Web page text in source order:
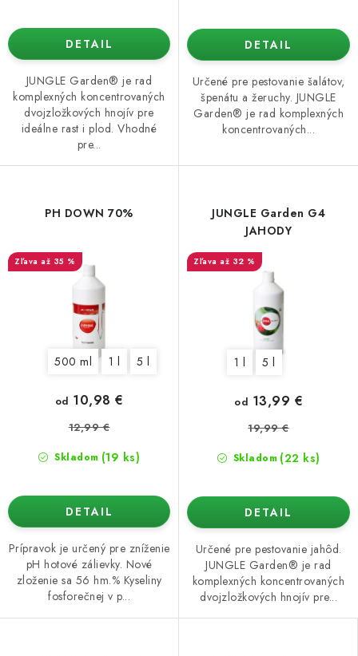
DETAIL
JUNGLE Garden® je rad
komplexných koncentrovaných
dvojzložkových hnojív pre
ideálne rast i plod. Vhodné
pre...
DETAIL
Určené pre pestovanie šalátov,
špenátu a žeruchy. JUNGLE
Garden® je rad komplexných
koncentrovaných...
PH DOWN 70%
až 35 %
500 ml 1 l 5 l
Skladom (19 ks)
od 10,98 €
12,99 €
DETAIL
Prípravok je určený pre zníženie
pH hotové zálievky. Nové
zloženie sa 56 hm.% Kyseliny
fosforečnej v p...
JUNGLE Garden G4
JAHODY
až 32 %
1 l 5 l
Skladom (22 ks)
od 13,99 €
19,99 €
DETAIL
Určené pre pestovanie jahôd.
JUNGLE Garden® je rad
komplexných koncentrovaných
dvojzložkových hnojív pre...